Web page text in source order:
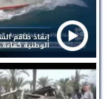
إنقاذ طاقم
الوطنية كفاءة